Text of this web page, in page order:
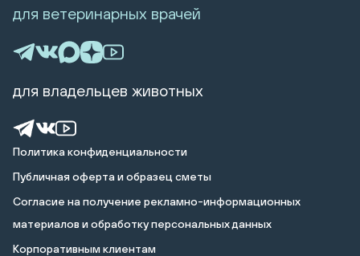
Политика конфиденциальности
Публичная оферта и образец сметы
Cогласие на получение рекламно-информационных
материалов и обработку персональных данных
Корпоративным клиентам
для ветеринарных врачей
для владельцев животных